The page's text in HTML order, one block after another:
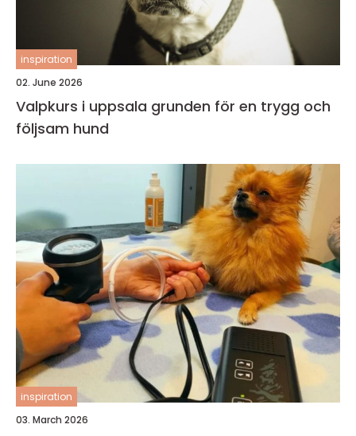
inspiration
02. June 2026
Valpkurs i uppsala grunden för en trygg och
följsam hund
inspiration
03. March 2026